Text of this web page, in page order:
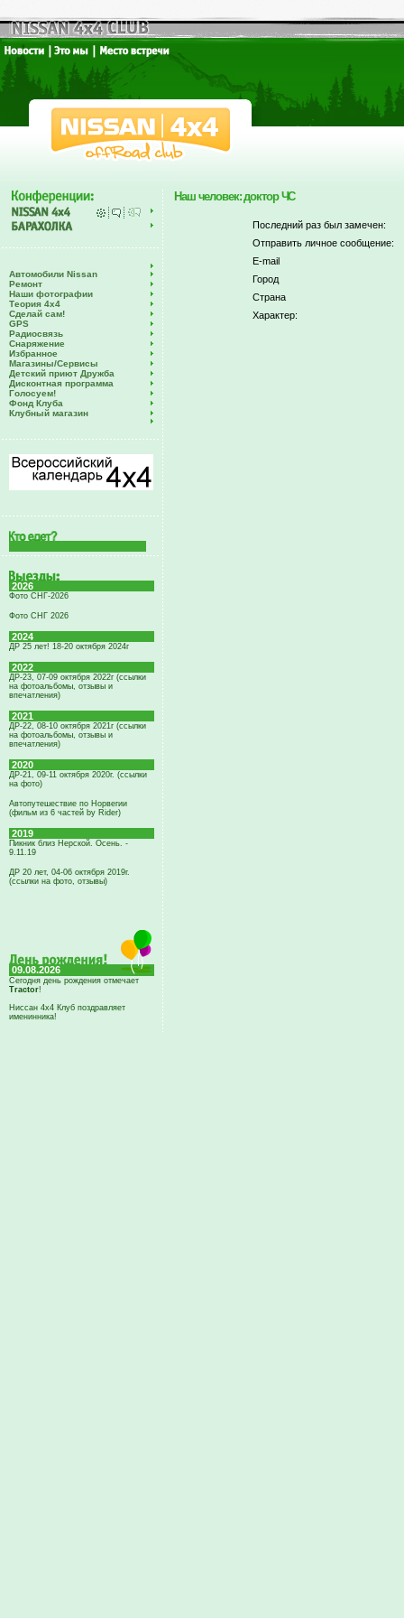
Автомобили Nissan
Ремонт
Наши фотографии
Теория 4х4
Сделай сам!
GPS
Радиосвязь
Снаряжение
Избранное
Магазины/Сервисы
Детский приют Дружба
Дисконтная программа
Голосуем!
Фонд Клуба
Клубный магазин
2026
Фото СНГ-2026
Фото СНГ 2026
2024
ДР 25 лет! 18-20 октября 2024г
2022
ДР-23, 07-09 октября 2022г (ссылки
на фотоальбомы, отзывы и
впечатления)
2021
ДР-22, 08-10 октября 2021г (ссылки
на фотоальбомы, отзывы и
впечатления)
2020
ДР-21, 09-11 октября 2020г. (ссылки
на фото)
Автопутешествие по Норвегии
(фильм из 6 частей by Rider)
2019
Пикник близ Нерской. Осень. -
9.11.19
ДР 20 лет, 04-06 октября 2019г.
(ссылки на фото, отзывы)
09.08.2026
Сегодня день рождения отмечает
Tractor!
Ниссан 4х4 Клуб поздравляет
именинника!
Наш человек: доктор ЧС
Последний раз был замечен:
Отправить личное сообщение:
E-mail
Город
Страна
Характер: